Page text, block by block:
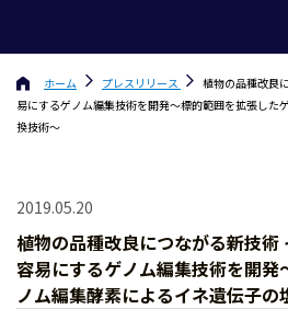
ホーム プレスリリース
植物の品種改良
易にするゲノム編集技術を開発〜標的範囲を拡張した
換技術〜
2019.05.20
植物の品種改良につながる新技術
容易にするゲノム編集技術を開
ノム編集酵素によるイネ遺伝子の